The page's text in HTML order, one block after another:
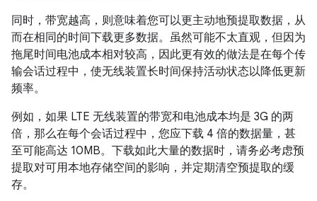
同时，带宽越高，则意味着您可以更主动地预提取数据，从
而在相同的时间下载更多数据。虽然可能不太直观，但因为
拖尾时间电池成本相对较高，因此更有效的做法是在每个传
输会话过程中，使无线装置长时间保持活动状态以降低更新
频率。
例如，如果 LTE 无线装置的带宽和电池成本均是 3G 的两
倍，那么在每个会话过程中，您应下载 4 倍的数据量，甚
至可能高达 10MB。下载如此大量的数据时，请务必考虑预
提取对可用本地存储空间的影响，并定期清空预提取的缓
存。